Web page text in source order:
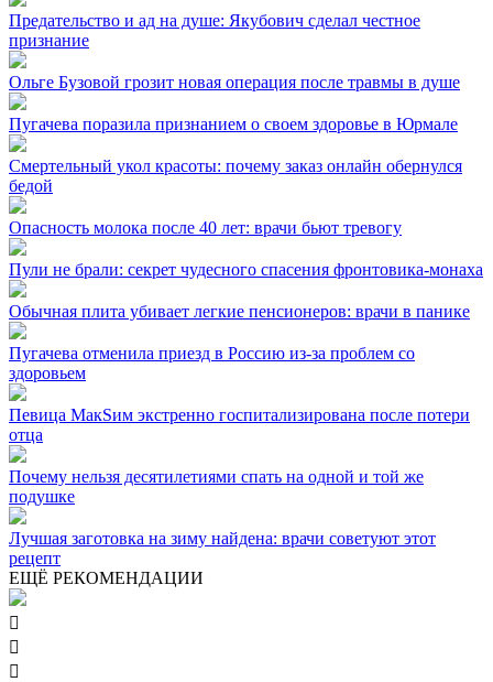
Предательство и ад на душе: Якубович сделал честное
признание
Ольге Бузовой грозит новая операция после травмы в душе
Пугачева поразила признанием о своем здоровье в Юрмале
Смертельный укол красоты: почему заказ онлайн обернулся
бедой
Опасность молока после 40 лет: врачи бьют тревогу
Пули не брали: секрет чудесного спасения фронтовика-монаха
Обычная плита убивает легкие пенсионеров: врачи в панике
Пугачева отменила приезд в Россию из-за проблем со
здоровьем
Певица МакSим экстренно госпитализирована после потери
отца
Почему нельзя десятилетиями спать на одной и той же
подушке
Лучшая заготовка на зиму найдена: врачи советуют этот
рецепт
ЕЩЁ РЕКОМЕНДАЦИИ


